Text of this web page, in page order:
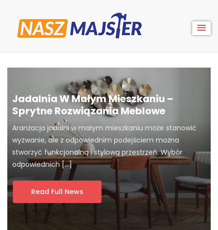
content
Nasz
Majster
Jadalnia W Małym Mieszkaniu –
Sprytne Rozwiązania Meblowe
Aranżacja jadalni w małym mieszkaniu może stanowić
wyzwanie, ale z odpowiednim podejściem można
stworzyć funkcjonalną i stylową przestrzeń. Wybór
odpowiednich […]
Read Full News